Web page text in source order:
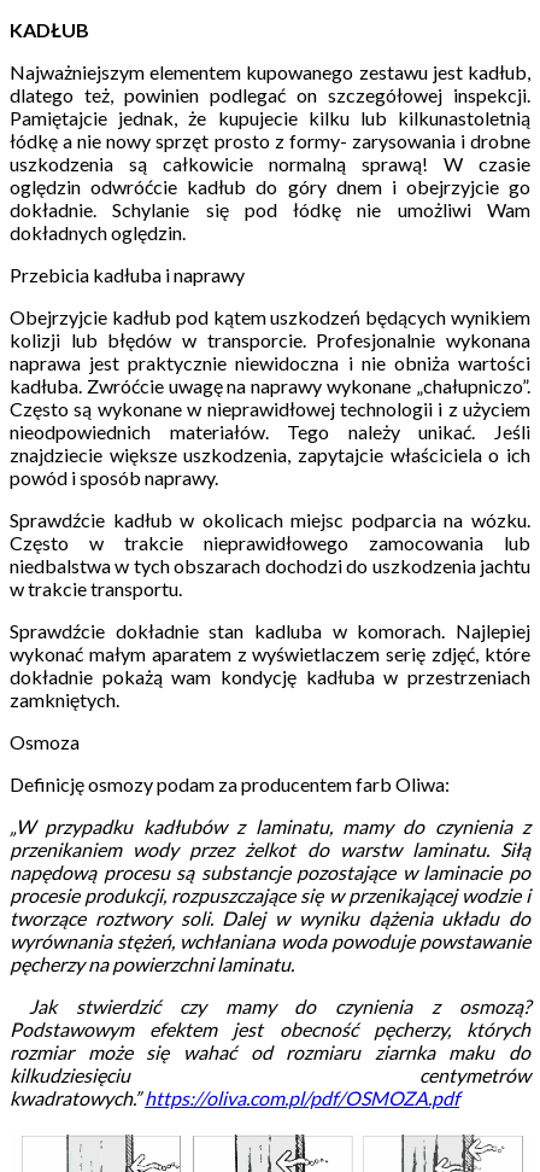
KADŁUB
Najważniejszym elementem kupowanego zestawu jest kadłub,
dlatego też, powinien podlegać on szczegółowej inspekcji.
Pamiętajcie jednak, że kupujecie kilku lub kilkunastoletnią
łódkę a nie nowy sprzęt prosto z formy- zarysowania i drobne
uszkodzenia są całkowicie normalną sprawą! W czasie
oględzin odwróćcie kadłub do góry dnem i obejrzyjcie go
dokładnie. Schylanie się pod łódkę nie umożliwi Wam
dokładnych oględzin.
Przebicia kadłuba i naprawy
Obejrzyjcie kadłub pod kątem uszkodzeń będących wynikiem
kolizji lub błędów w transporcie. Profesjonalnie wykonana
naprawa jest praktycznie niewidoczna i nie obniża wartości
kadłuba. Zwróćcie uwagę na naprawy wykonane „chałupniczo”.
Często są wykonane w nieprawidłowej technologii i z użyciem
nieodpowiednich materiałów. Tego należy unikać. Jeśli
znajdziecie większe uszkodzenia, zapytajcie właściciela o ich
powód i sposób naprawy.
Sprawdźcie kadłub w okolicach miejsc podparcia na wózku.
Często w trakcie nieprawidłowego zamocowania lub
niedbalstwa w tych obszarach dochodzi do uszkodzenia jachtu
w trakcie transportu.
Sprawdźcie dokładnie stan kadluba w komorach. Najlepiej
wykonać małym aparatem z wyświetlaczem serię zdjęć, które
dokładnie pokażą wam kondycję kadłuba w przestrzeniach
zamkniętych.
Osmoza
Definicję osmozy podam za producentem farb Oliwa:
„W przypadku kadłubów z laminatu, mamy do czynienia z
przenikaniem wody przez żelkot do warstw laminatu. Siłą
napędową procesu są substancje pozostające w laminacie po
procesie produkcji, rozpuszczające się w przenikającej wodzie i
tworzące roztwory soli. Dalej w wyniku dążenia układu do
wyrównania stężeń, wchłaniana woda powoduje powstawanie
pęcherzy na powierzchni laminatu.
Jak stwierdzić czy mamy do czynienia z osmozą?
Podstawowym efektem jest obecność pęcherzy, których
rozmiar może się wahać od rozmiaru ziarnka maku do
kilkudziesięciu centymetrów
kwadratowych.”https://oliva.com.pl/pdf/OSMOZA.pdf